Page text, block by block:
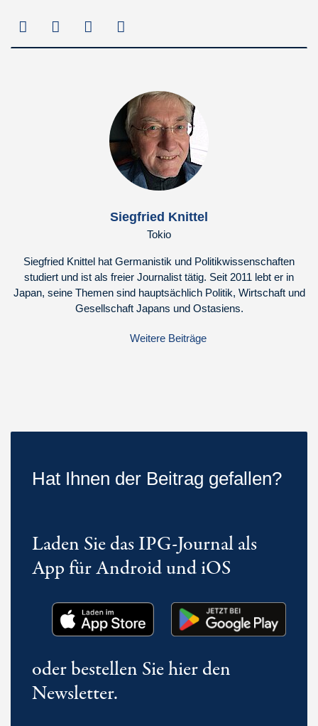
Siegfried Knittel
Tokio
Siegfried Knittel hat Germanistik und Politikwissenschaften
studiert und ist als freier Journalist tätig. Seit 2011 lebt er in
Japan, seine Themen sind hauptsächlich Politik, Wirtschaft und
Gesellschaft Japans und Ostasiens.
Weitere Beiträge
Hat Ihnen der Beitrag gefallen?
Laden Sie das IPG-Journal als
App für Android und iOS
oder bestellen Sie hier den
Newsletter.